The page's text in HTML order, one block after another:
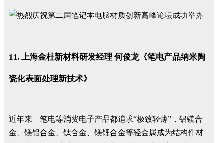
11. 上海金杜新材料研发经理 何俊龙《笔电产品纳米陶
瓷化表面处理新技术》
近年来，笔电等消费电子产品都追求“极致轻薄”，铝镁合
金、镁铝合金、钛合金、镁锂合金等轻金属成为结构件材